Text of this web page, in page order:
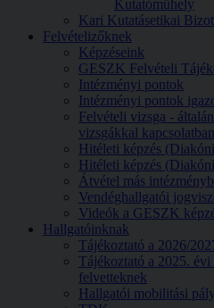
Kutatóműhely
Kari Kutatásetikai
Felvételizőknek
Képzéseink
GESZK Felvételi
Intézményi pontok
Intézményi pontok
Felvételi vizsga -
vizsgákkal kapcsolatban
Hitéleti képzés
Hitéleti képzés
Átvétel más
Vendéghallgatói
Videók a GESZK
Hallgatóinknak
Tájékoztató a 2026/
Tájékoztató a 2025.
felvetteknek
Hallgatói mobilitási